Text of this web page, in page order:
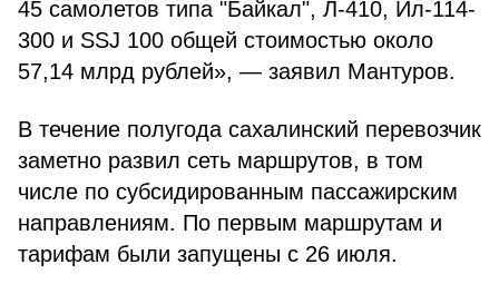
45 самолетов типа "Байкал", Л-410, Ил-114-
300 и SSJ 100 общей стоимостью около
57,14 млрд рублей», — заявил Мантуров.
В течение полугода сахалинский перевозчик
заметно развил сеть маршрутов, в том
числе по субсидированным пассажирским
направлениям. По первым маршрутам и
тарифам были запущены с 26 июля.